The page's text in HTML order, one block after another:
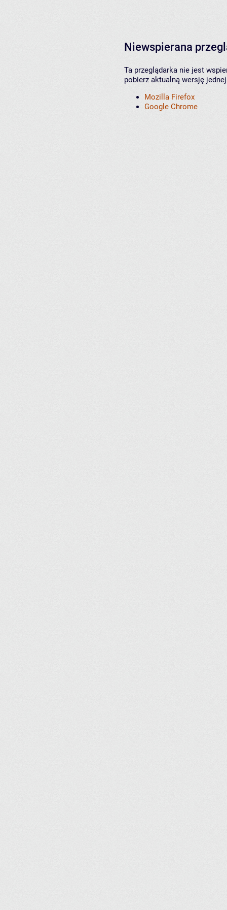
Niewspierana
Ta przeglądarka nie jest
pobierz aktualną wersję
Mozilla Firefox
Google Chrome